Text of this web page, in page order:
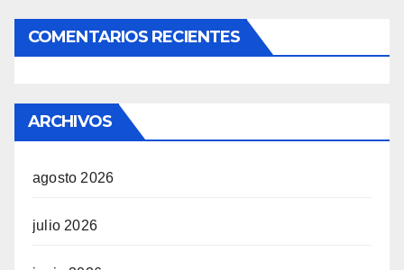
COMENTARIOS RECIENTES
ARCHIVOS
agosto 2026
julio 2026